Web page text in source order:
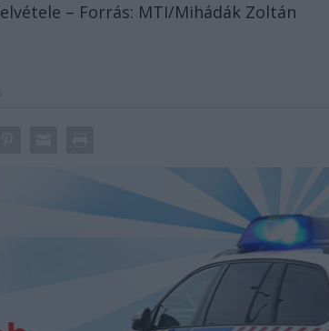
– Forrás: MTI/Mihádák Zoltán